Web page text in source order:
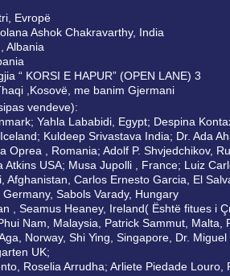
Evropë
Ashok Chakravarthy, India
Albania
“ KORSI E HAPUR” (OPEN LANE) 3
,Kosovë, me banim Gjermani
vendeve):
Yahla Lababidi, Egypt; Despina
Kuldeep Srivastava India; Dr. Ada
Oprea , Romania; Adolf P. Shvjedchikov,
Atkins USA; Musa Jupolli , France; Luiz
Afghanistan, Carlos Ernesto Garcia, El
Sabols Varady, Hungary
, Seamus Heaney, Ireland( Është fitues i
Nam, Malaysia, Patrick Sammut, Malta,
Norway, Shi Ying, Singapore, Dr.
UK;
Roselia Arrudha; Arliete Piedade Louro,